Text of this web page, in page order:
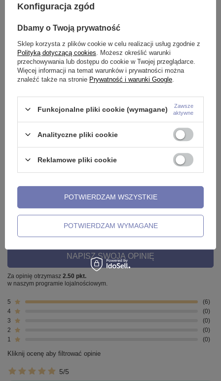
Tytanowa nakrętka z białą
cyrkonia- TNA-066
8,99 zł-15,99 zł
niezwłocznie, najciekawsze
ZADAJ PYTANIE
Opinie o Plug akrylowy z oringiem
biały - PT-006
5.00
Liczba wystawionych opinii: 6
NAPISZ SWOJĄ OPINIĘ
Za opinię otrzymasz 2.50 pkt.
w naszym programie lojalnościowym.
5
6
4
0
3
0
2
0
1
0
Kliknij ocenę aby filtrować opinie
5/5
Konfiguracja zgód
Dbamy o Twoją prywatność
Sklep korzysta z plików cookie w celu realizacji usług zgodnie z
Polityką dotyczącą cookies . Możesz określić warunki
przechowywania lub dostępu do cookie w Twojej przeglądarce.
Więcej informacji na temat warunków i prywatności można
znaleźć także na stronie Prywatność i warunki Google
Funkcjonalne pliki cookie (wymagane)
Zawsze
aktywne
Analityczne pliki cookie
Reklamowe pliki cookie
POTWIERDZAM WYMAGANE
POTWIERDZAM WSZYSTKIE